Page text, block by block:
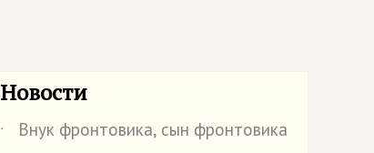
Новости
˙
Внук фронтовика, сын фронтовика